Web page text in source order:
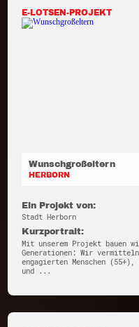
E-LOTSEN-PROJEKT
Wunschgroßeltern
HERBORN
Ein Projekt von:
Stadt Herborn
Kurzportrait:
Mit unserem Projekt bauen
Generationen: Wir
engagierten Menschen (55+),
und ...